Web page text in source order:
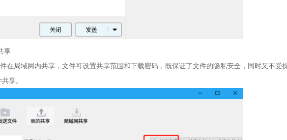
享
局域网内共享，文件可设置共享范围和下载密码，既保证了文件的隐私安全，同时又不受
享。